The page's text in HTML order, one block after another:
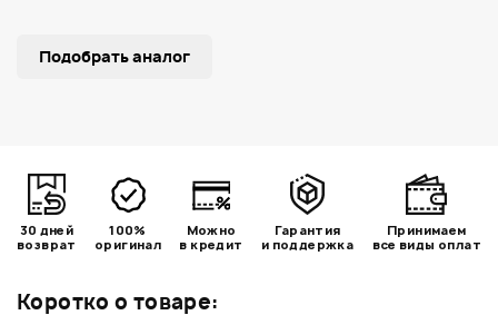
Коротко о товаре:
Подобрать аналог
30 дней
возврат
100%
оригинал
Можно
в кредит
Гарантия
и поддержка
Принимаем
все виды оплат